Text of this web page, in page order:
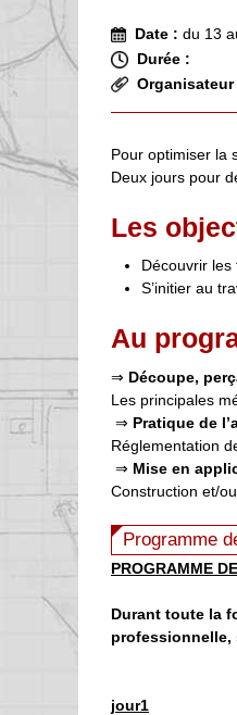
Date : du 13
Durée :
Organisateur
Pour optimiser la
Deux jours pour
Les
Découvrir
S’initier au
Au
⇒ Découpe,
Les principales
⇒ Pratique de
Réglementation
⇒ Mise en
Construction et/
Programme
PROGRAMME
Durant toute la
professionnelle,
jour1